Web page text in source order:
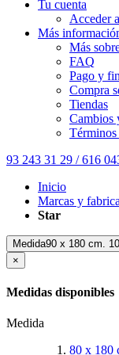
Tu cuenta
Acceder
Más
Más
FAQ
Pago y
Compra
Tiendas
Cambios
93 243 31 29 / 616
Inicio
Marcas y
Star
Medida90 x 180 cm.
×
Medidas disponibles
Medida
80 x 180